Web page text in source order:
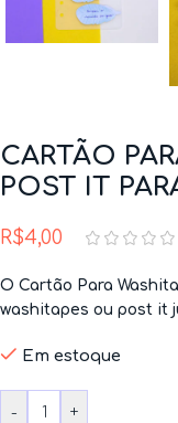
CARTÃO
POST IT
R$4,00
O Cartão Para
washitapes ou post it
Em estoque
- +